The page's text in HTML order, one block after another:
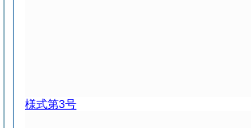
様式第3号